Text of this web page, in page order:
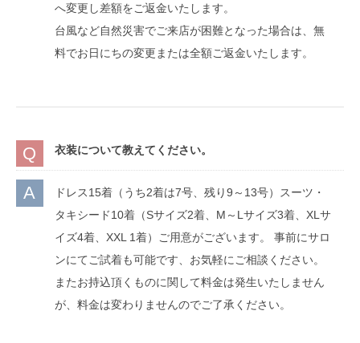
へ変更し差額をご返金いたします。
台風など自然災害でご来店が困難となった場合は、無
料でお日にちの変更または全額ご返金いたします。
衣装について教えてください。
ドレス15着（うち2着は7号、残り9～13号）スーツ・
タキシード10着（Sサイズ2着、M～Lサイズ3着、XLサ
イズ4着、XXL 1着）ご用意がございます。 事前にサロ
ンにてご試着も可能です、お気軽にご相談ください。
またお持込頂くものに関して料金は発生いたしません
が、料金は変わりませんのでご了承ください。